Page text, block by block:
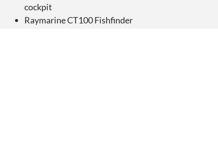
cockpit
Raymarine CT100 Fishfinder